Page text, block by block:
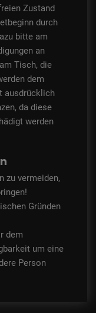
Zustand
durch
bitte am
an
Tisch, die
dem
ausdrücklich
da diese
werden
zu vermeiden,
Gründen
dem
um eine
Person